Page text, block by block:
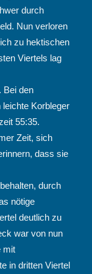
durch
Nun verloren
zu hektischen
Viertels lag
Bei den
Korbleger
55:35.
Zeit, sich
dass sie
durch
nötige
deutlich zu
war von nun
mit
in dritten Viertel